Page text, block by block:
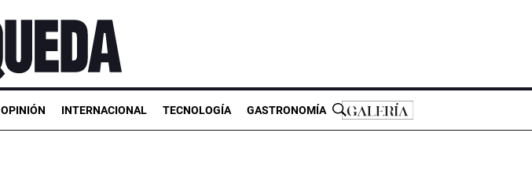
OPINIÓN INTERNACIONAL TECNOLOGÍA GASTRONOMÍA